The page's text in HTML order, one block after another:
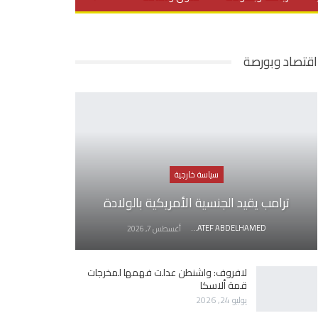
اقتصاد وبورصة
سياسة خارجية
ترامب يقيد الجنسية الأمريكية بالولادة
AWATEF ABDELHAMED أغسطس 7, 2026
لافروف: واشنطن عدلت فهمها لمخرجات
قمة ألاسكا
يوليو 24, 2026